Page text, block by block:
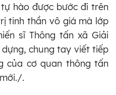
hào được bước đi trên
tinh thần vô giá mà lớp
sĩ Thông tấn xã Giải
chung tay viết tiếp
của cơ quan thông tấn
.